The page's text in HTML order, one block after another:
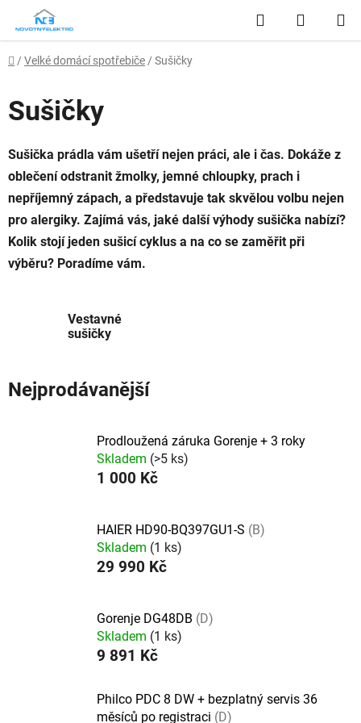
obsah
Hledat
KOŠÍK
Domů
/ Velké domácí spotřebiče / Sušičky
Sušičky
Sušička prádla vám ušetří nejen práci, ale i čas. Dokáže z
oblečení odstranit žmolky, jemné chloupky, prach i
nepříjemný zápach, a představuje tak skvělou volbu nejen
pro alergiky. Zajímá vás, jaké další výhody sušička nabízí?
Kolik stojí jeden sušicí cyklus a na co se zaměřit při
výběru? Poradíme vám.
Vestavné
sušičky
Nejprodávanější
Prodloužená záruka Gorenje + 3 roky
Skladem (>5 ks)
1 000 Kč
HAIER HD90-BQ397GU1-S (B)
Skladem (1 ks)
29 990 Kč
Gorenje DG48DB (D)
Skladem (1 ks)
9 891 Kč
Philco PDC 8 DW + bezplatný servis 36
měsíců po registraci (D)